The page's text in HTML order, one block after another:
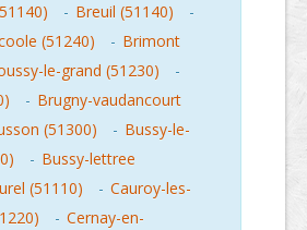
- Breuil (51140)
-
(51240)
- Brimont
le-grand (51230)
-
- Brugny-vaudancourt
(51300) - Bussy-le-
- Bussy-lettree
(51110) - Cauroy-les-
- Cernay-en-